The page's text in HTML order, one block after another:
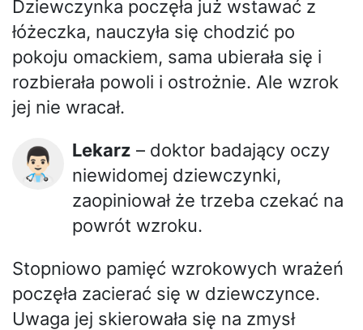
Dziewczynka poczęła już wstawać z
łóżeczka, nauczyła się chodzić po
pokoju omackiem, sama ubierała się i
rozbierała powoli i ostrożnie. Ale wzrok
jej nie wracał.
👨🏻‍⚕️ Lekarz – doktor badający oczy
niewidomej dziewczynki,
zaopiniował że trzeba czekać na
powrót wzroku.
Stopniowo pamięć wzrokowych wrażeń
poczęła zacierać się w dziewczynce.
Uwaga jej skierowała się na zmysł